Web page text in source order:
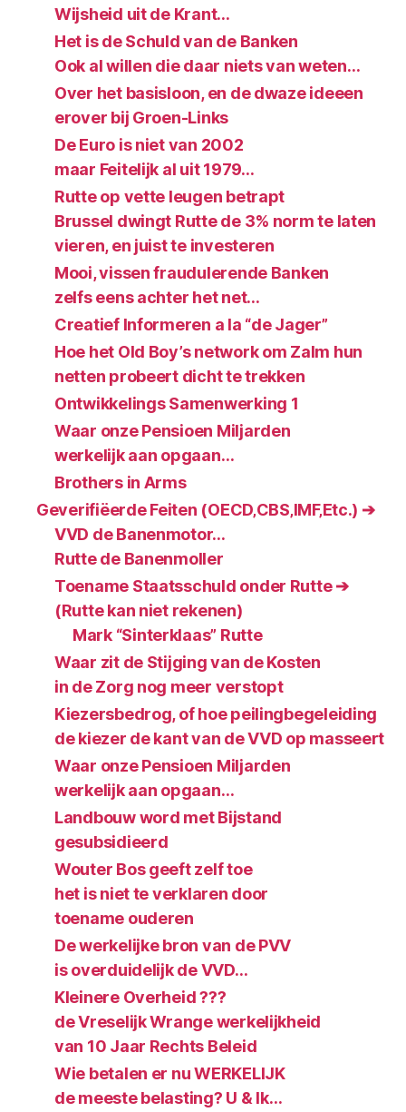
Wijsheid uit de Krant…
Het is de Schuld van de Banken
Ook al willen die daar niets van weten…
Over het basisloon, en de dwaze ideeen
erover bij Groen-Links
De Euro is niet van 2002
maar Feitelijk al uit 1979…
Rutte op vette leugen betrapt
Brussel dwingt Rutte de 3% norm te laten
vieren, en juist te investeren
Mooi, vissen fraudulerende Banken
zelfs eens achter het net…
Creatief Informeren a la “de Jager”
Hoe het Old Boy’s network om Zalm hun
netten probeert dicht te trekken
Ontwikkelings Samenwerking 1
Waar onze Pensioen Miljarden
werkelijk aan opgaan…
Brothers in Arms
Geverifiëerde Feiten (OECD‚CBS‚IMF‚Etc.) ➔
VVD de Banenmotor…
Rutte de Banenmoller
Toename Staatsschuld onder Rutte ➔
(Rutte kan niet rekenen)
Mark “Sinterklaas” Rutte
Waar zit de Stijging van de Kosten
in de Zorg nog meer verstopt
Kiezersbedrog, of hoe peilingbegeleiding
de kiezer de kant van de VVD op masseert
Waar onze Pensioen Miljarden
werkelijk aan opgaan…
Landbouw word met Bijstand
gesubsidieerd
Wouter Bos geeft zelf toe
het is niet te verklaren door
toename ouderen
De werkelijke bron van de PVV
is overduidelijk de VVD…
Kleinere Overheid ???
de Vreselijk Wrange werkelijkheid
van 10 Jaar Rechts Beleid
Wie betalen er nu WERKELIJK
de meeste belasting? U & Ik…